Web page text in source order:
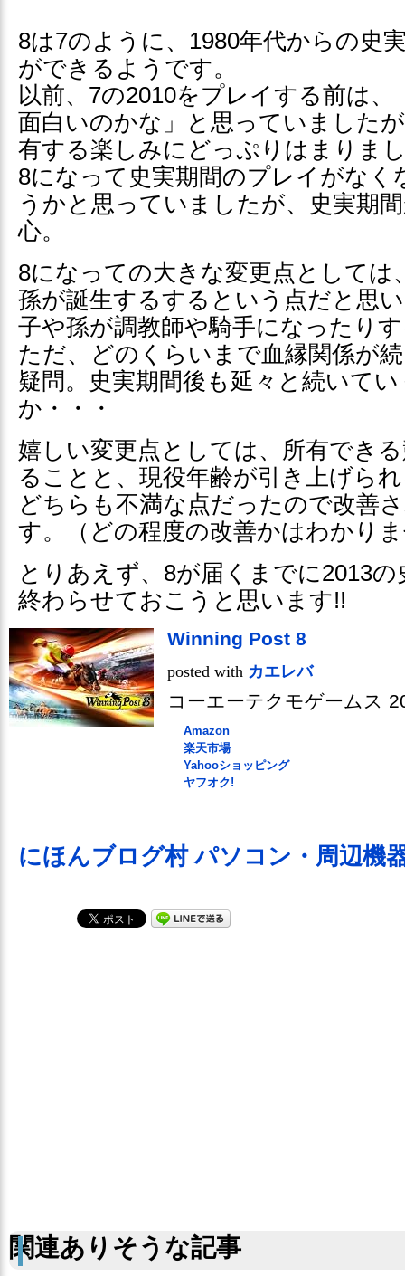
8は7のように、1980年代からの史
ができるようです。
以前、7の2010をプレイする前は、
面白いのかな」と思っていました
有する楽しみにどっぷりはまりま
8になって史実期間のプレイがなく
うかと思っていましたが、史実期
心。
8になっての大きな変更点としては
孫が誕生するするという点だと思
子や孫が調教師や騎手になったり
ただ、どのくらいまで血縁関係が
疑問。史実期間後も延々と続いて
か・・・
嬉しい変更点としては、所有でき
ることと、現役年齢が引き上げら
どちらも不満な点だったので改善
す。（どの程度の改善かはわかり
とりあえず、8が届くまでに2013
終わらせておこうと思います!!
Winning Post 8
posted with カエレバ
コーエーテクモゲームス
Amazon
楽天市場
Yahooショッピング
ヤフオク!
にほんブログ村 パソコン・周辺機
関連ありそうな記事